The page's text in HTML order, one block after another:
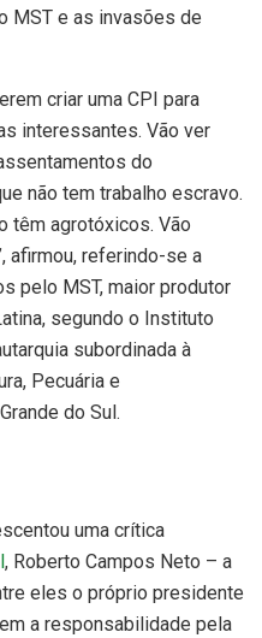
MST e as invasões de
criar uma CPI para
interessantes. Vão ver
do
não tem trabalho escravo.
têm agrotóxicos. Vão
afirmou, referindo-se a
pelo MST, maior produtor
segundo o Instituto
subordinada à
Pecuária e
do Sul.
uma crítica
, Roberto Campos Neto – a
eles o próprio presidente
a responsabilidade pela